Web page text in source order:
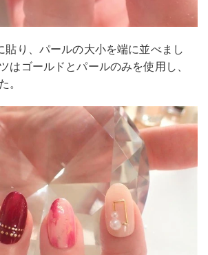
貼り、パールの大小を端に並べまし
はゴールドとパールのみを使用し、
。